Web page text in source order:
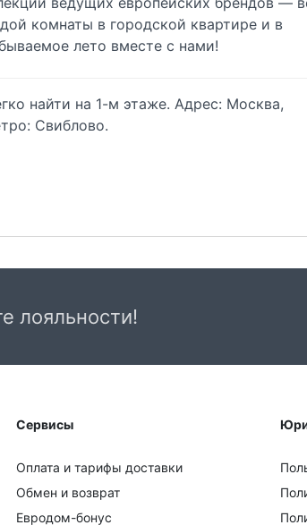
комнаты в городской квартире и в
лето вместе с нами!
найти на 1-м этаже. Адрес: Москва,
Свиблово.
лояльности!
Сервисы
Оплата и тарифы доставки
Обмен и возврат
Евродом-бонус